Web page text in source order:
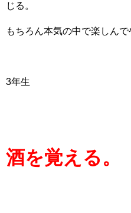
じる。
もちろん本気の中で楽しん
3年生
酒を覚える。